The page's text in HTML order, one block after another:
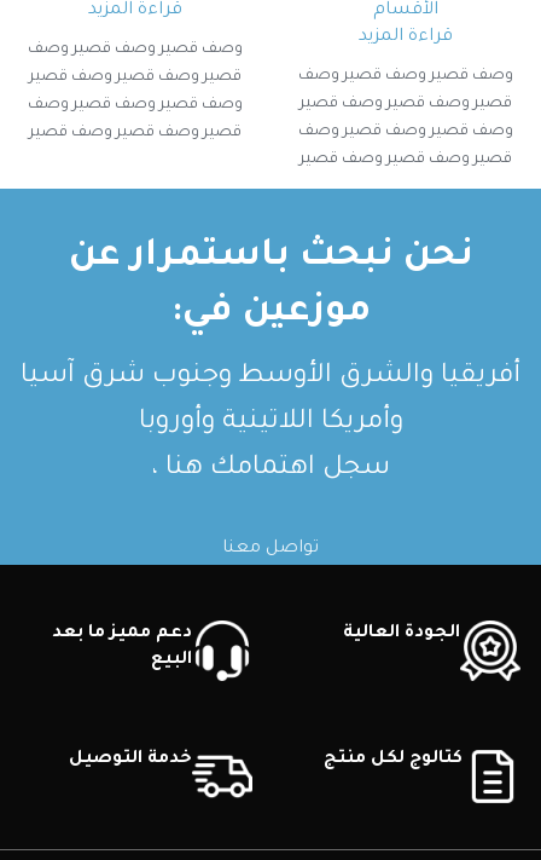
الأقسام
قراءة المزيد
وصف قصير وصف قصير وصف
قصير وصف قصير وصف قصير
وصف قصير وصف قصير وصف
قصير وصف قصير وصف قصير
وصف قصير وصف قصير
قراءة المزيد
وصف قصير وصف قصير وصف
قصير وصف قصير وصف قصير
وصف قصير وصف قصير وصف
قصير وصف قصير وصف قصير
نحن نبحث باستمرار عن
موزعين في:
أفريقيا والشرق الأوسط وجنوب شرق آسيا
وأمريكا اللاتينية وأوروبا
سجل اهتمامك هنا ،
تواصل معنا
الجودة العالية
دعم مميز ما بعد
البيع
كتالوج لكل منتج خدمة التوصيل